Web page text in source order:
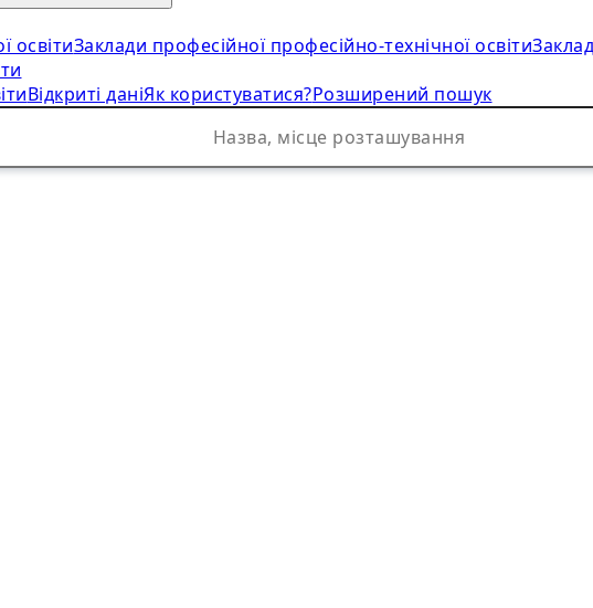
освітиЗаклади професійної професійно-технічної освіти
Відкриті даніЯк користуватися?Розширений пошук